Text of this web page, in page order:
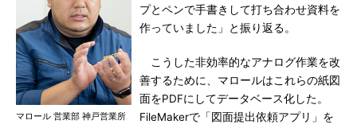
マロール 営業部 神戸営業所
プとペンで手書きして打ち合わせ資料を
作っていました」と振り返る。
こうした非効率的なアナログ作業を改
善するために、マロールはこれらの紙図
面をPDFにしてデータベース化した。
FileMakerで「図面提出依頼アプリ」を